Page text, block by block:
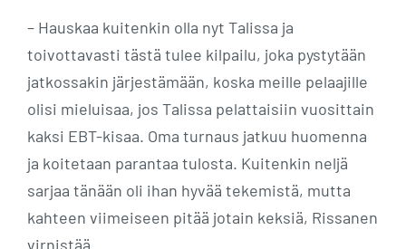
– Hauskaa kuitenkin olla nyt Talissa ja
toivottavasti tästä tulee kilpailu, joka pystytään
jatkossakin järjestämään, koska meille pelaajille
olisi mieluisaa, jos Talissa pelattaisiin vuosittain
kaksi EBT-kisaa. Oma turnaus jatkuu huomenna
ja koitetaan parantaa tulosta. Kuitenkin neljä
sarjaa tänään oli ihan hyvää tekemistä, mutta
kahteen viimeiseen pitää jotain keksiä, Rissanen
virnistää.